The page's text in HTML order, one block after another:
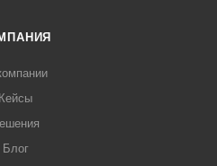
Кейсы
Блог